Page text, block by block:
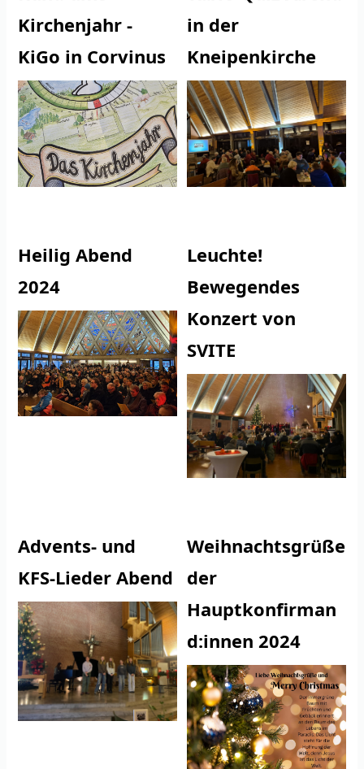
Kirchenjahr -
KiGo in Corvinus
in der
Kneipenkirche
Heilig Abend
2024
Leuchte!
Bewegendes
Konzert von
SVITE
Advents- und
KFS-Lieder Abend
Weihnachtsgrüße
der
Hauptkonfirman
d:innen 2024